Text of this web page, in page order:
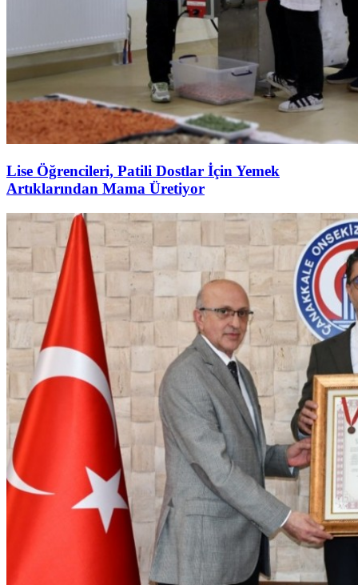
Lise Öğrencileri, Patili Dostlar İçin Yemek
Artıklarından Mama Üretiyor